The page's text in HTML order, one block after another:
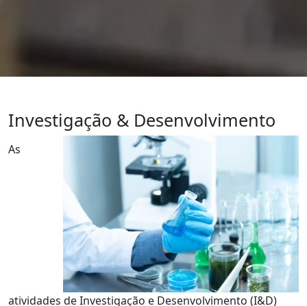
Investigação & Desenvolvimento
As
atividades de Investigação e Desenvolvimento (I&D)